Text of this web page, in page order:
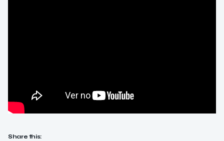
Share this: